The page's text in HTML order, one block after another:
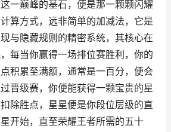
一巅峰的基石，便是那一颗颗闪耀
算方式，远非简单的加减法，它是
与隐藏规则的精密系统，其核心在
每当你赢得一场排位赛胜利，你的
积累至满额，通常是一百分，便会
晋级赛，你便能获得一颗宝贵的星
除胜点，星星便是你段位层级的直
开始，直至荣耀王者所需的五十